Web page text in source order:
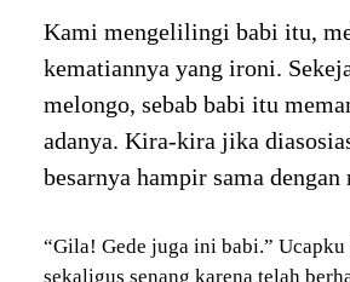
Kami mengelilingi babi itu,
kematiannya yang ironi.
melongo, sebab babi itu
adanya. Kira-kira jika
besarnya hampir sama dengan
“Gila! Gede juga ini babi.” Ucapku
sekaligus senang karena telah